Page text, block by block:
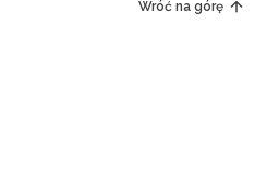
Wróć na górę